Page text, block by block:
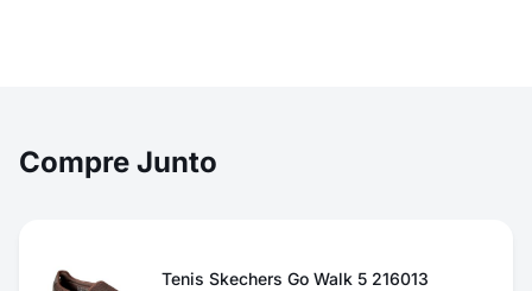
Compre Junto
Tenis Skechers Go Walk 5 216013